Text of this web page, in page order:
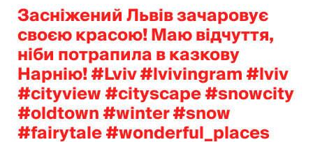
Засніжений Львів зачаровує
своєю красою! Маю відчуття,
ніби потрапила в казкову
Нарнію! #Lviv #lvivingram #lviv
#cityview #cityscape #snowcity
#oldtown #winter #snow
#fairytale #wonderful_places